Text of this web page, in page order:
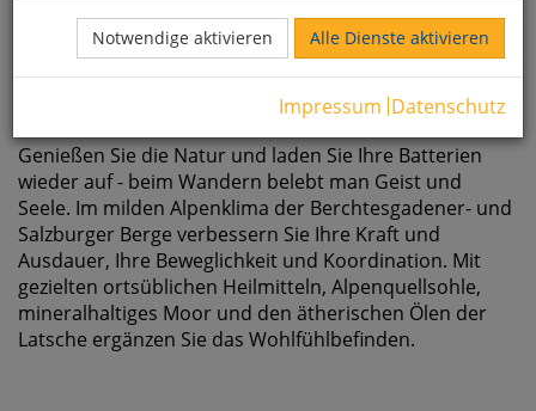
Genießen Sie die Natur und laden Sie Ihre Batterien
wieder auf - beim Wandern belebt man Geist und
Seele. Im milden Alpenklima der Berchtesgadener- und
Salzburger Berge verbessern Sie Ihre Kraft und
Ausdauer, Ihre Beweglichkeit und Koordination. Mit
gezielten ortsüblichen Heilmitteln, Alpenquellsohle,
mineralhaltiges Moor und den ätherischen Ölen der
Latsche ergänzen Sie das Wohlfühlbefinden.
Notwendige aktivieren Alle Dienste aktivieren
Impressum Datenschutz